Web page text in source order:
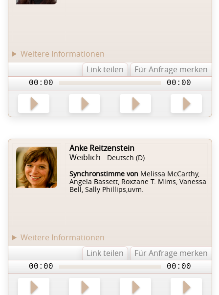
Weitere Informationen
Link teilen
Für Anfrage merken
00:00 00:00
Anke Reitzenstein
Weiblich - Deutsch (D)
Synchronstimme von Melissa McCarthy,
Angela Bassett, Roxzane T. Mims, Vanessa
Bell, Sally Phillips,uvm.
Weitere Informationen
Link teilen
Für Anfrage merken
00:00 00:00